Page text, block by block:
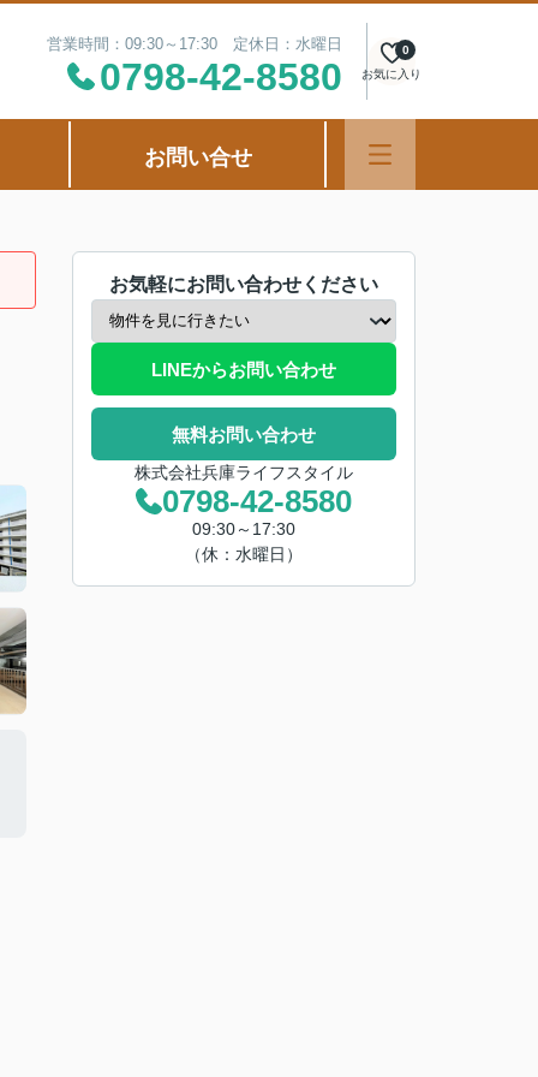
営業時間：09:30～17:30 定休日：水曜日
0798-42-8580 お気に入り
0
お問い合せ
お気軽にお問い合わせください
LINEからお問い合わせ
無料お問い合わせ
株式会社兵庫ライフスタイル
0798-42-8580
09:30～17:30
（休：水曜日）